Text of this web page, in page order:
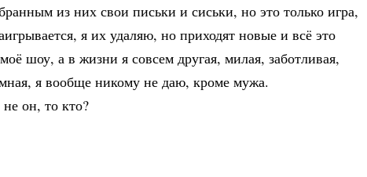
из них свои письки и сиськи, но это только игра,
я их удаляю, но приходят новые и всё это
шоу, а в жизни я совсем другая, милая, заботливая,
я вообще никому не даю, кроме мужа.
он, то кто?